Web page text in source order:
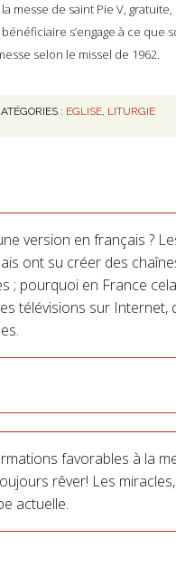
messe de saint Pie V, gratuite,
s’engage à ce que
selon le missel de 1962.
: EGLISE LITURGIE
version en français ?
ont su créer des
; pourquoi en France
télévisions sur Internet,
favorables à la
rêver! Les
actuelle.